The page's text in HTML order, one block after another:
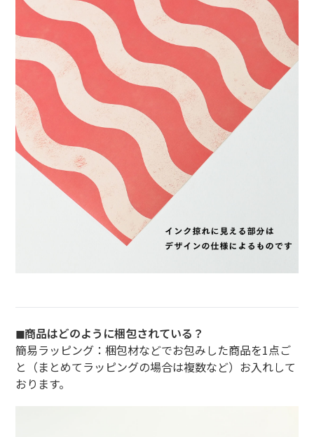
◼︎商品はどのように梱包されている？
簡易ラッピング：梱包材などでお包みした商品を1点ご
と（まとめてラッピングの場合は複数など）お入れして
おります。